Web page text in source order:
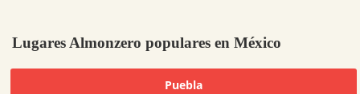
Lugares Almonzero populares en México
Puebla